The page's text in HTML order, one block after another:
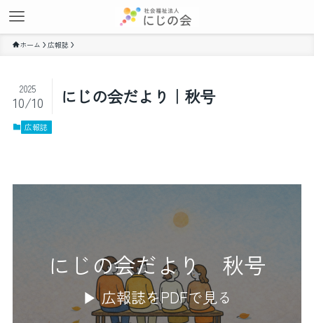
ホーム 広報誌
にじの会だより｜秋号
2025
10/10
広報誌
にじの会だより 秋号
▶ 広報誌をPDFで見る